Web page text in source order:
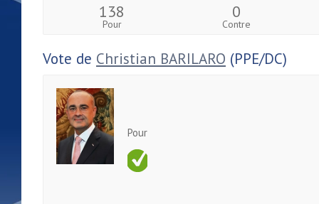
138
Pour
0
Contre
Vote de Christian BARILARO (PPE/DC)
Pour